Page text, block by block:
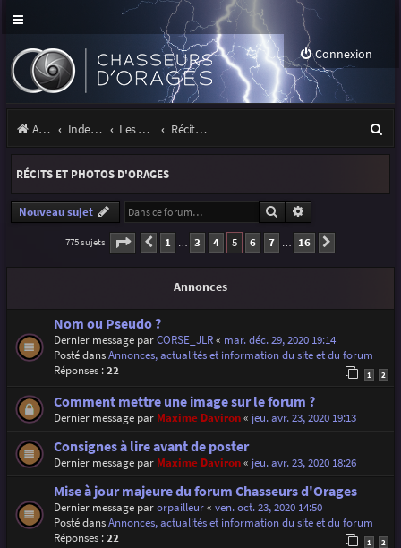
Connexion
Accueil Index du forum Les orages Récits et photos d'orages
e
r
RÉCITS ET PHOTOS D'ORAGES
Nouveau sujet Rechercher
775 sujets Page 5sur 16
Précédente
1 … 3 4 5 6 7 … 16
Annonces
Nom ou Pseudo ?
Dernier message parCORSE_JLR« mar. déc. 29, 2020 19:14
Posté dansAnnonces, actualités et information du site et du forum
Réponses :22 1 2
Comment mettre une image sur le forum ?
Dernier message par Maxime Daviron« jeu. avr. 23, 2020 19:13
Consignes à lire avant de poster
Dernier message par Maxime Daviron« jeu. avr. 23, 2020 18:26
Mise à jour majeure du forum Chasseurs d'Orages
Dernier message parorpailleur« ven. oct. 23, 2020 14:50
Posté dansAnnonces, actualités et information du site et du forum
Réponses :22 1 2